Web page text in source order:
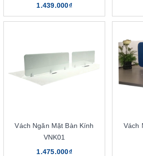
Vách ngăn văn phòng giúp nâng cao
nhân, riêng tư
Tạo không gian làm việc chuyên
mặt bàn
Giúp cho người dùng trải nghiệm sự
Khiến cho không gian làm việc thông
1.439.000₫
Vách Ngăn Mặt Bàn Kính
VNK01
1.475.000₫
Vách